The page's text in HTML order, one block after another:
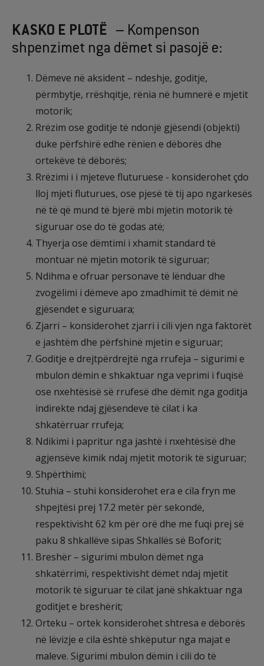
KASKO E PLOTË – Kompenson
shpenzimet nga dëmet si pasojë e:
Dëmeve në aksident – ndeshje, goditje,
përmbytje, rrëshqitje, rënia në humnerë e mjetit
motorik;
Rrëzim ose goditje të ndonjë gjësendi (objekti)
duke përfshirë edhe rënien e dëborës dhe
ortekëve të dëborës;
Rrëzimi i i mjeteve fluturuese - konsiderohet çdo
lloj mjeti fluturues, ose pjesë të tij apo ngarkesës
në të që mund të bjerë mbi mjetin motorik të
siguruar ose do të godas atë;
Thyerja ose dëmtimi i xhamit standard të
montuar në mjetin motorik të siguruar;
Ndihma e ofruar personave të lënduar dhe
zvogëlimi i dëmeve apo zmadhimit të dëmit në
gjësendet e siguruara;
Zjarri – konsiderohet zjarri i cili vjen nga faktorët
e jashtëm dhe përfshinë mjetin e siguruar;
Goditje e drejtpërdrejtë nga rrufeja – sigurimi e
mbulon dëmin e shkaktuar nga veprimi i fuqisë
ose nxehtësisë së rrufesë dhe dëmit nga goditja
indirekte ndaj gjësendeve të cilat i ka
shkatërruar rrufeja;
Ndikimi i papritur nga jashtë i nxehtësisë dhe
agjensëve kimik ndaj mjetit motorik të siguruar;
Shpërthimi;
Stuhia – stuhi konsiderohet era e cila fryn me
shpejtësi prej 17.2 metër për sekondë,
respektivisht 62 km për orë dhe me fuqi prej së
paku 8 shkallëve sipas Shkallës së Boforit;
Breshër – sigurimi mbulon dëmet nga
shkatërrimi, respektivisht dëmet ndaj mjetit
motorik të siguruar të cilat janë shkaktuar nga
goditjet e breshërit;
Orteku – ortek konsiderohet shtresa e dëborës
në lëvizje e cila është shkëputur nga majat e
maleve. Sigurimi mbulon dëmin i cili do të